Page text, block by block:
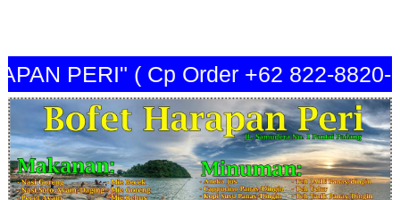
PERI" ( Cp Order +62 822-8820-